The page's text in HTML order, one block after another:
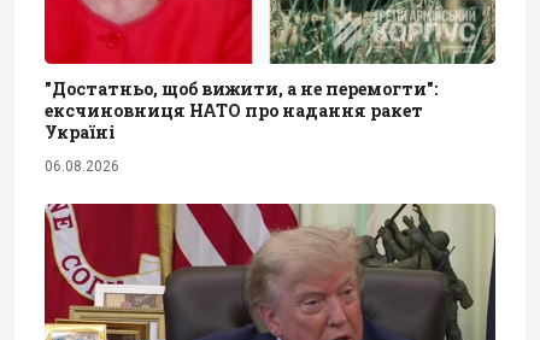
"Достатньо, щоб вижити, а не перемогти":
ексчиновниця НАТО про надання ракет
Україні
06.08.2026